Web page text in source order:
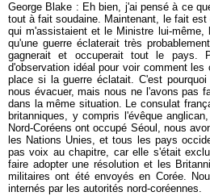
George Blake : Eh bien, j'ai pensé à ce
tout à fait soudaine. Maintenant, le fait
qui m'assistaient et le Ministre lui-
qu'une guerre éclaterait très
gagnerait et occuperait tout le pays.
d'observation idéal pour voir comment
place si la guerre éclatait. C'est
nous évacuer, mais nous ne l'avons pas
dans la même situation. Le consulat
britanniques, y compris l'évêque
Nord-Coréens ont occupé Séoul, nous
les Nations Unies, et tous les pays
pas voix au chapitre, car elle s'était
faire adopter une résolution et les
militaires ont été envoyés en Corée.
internés par les autorités nord-coréennes.